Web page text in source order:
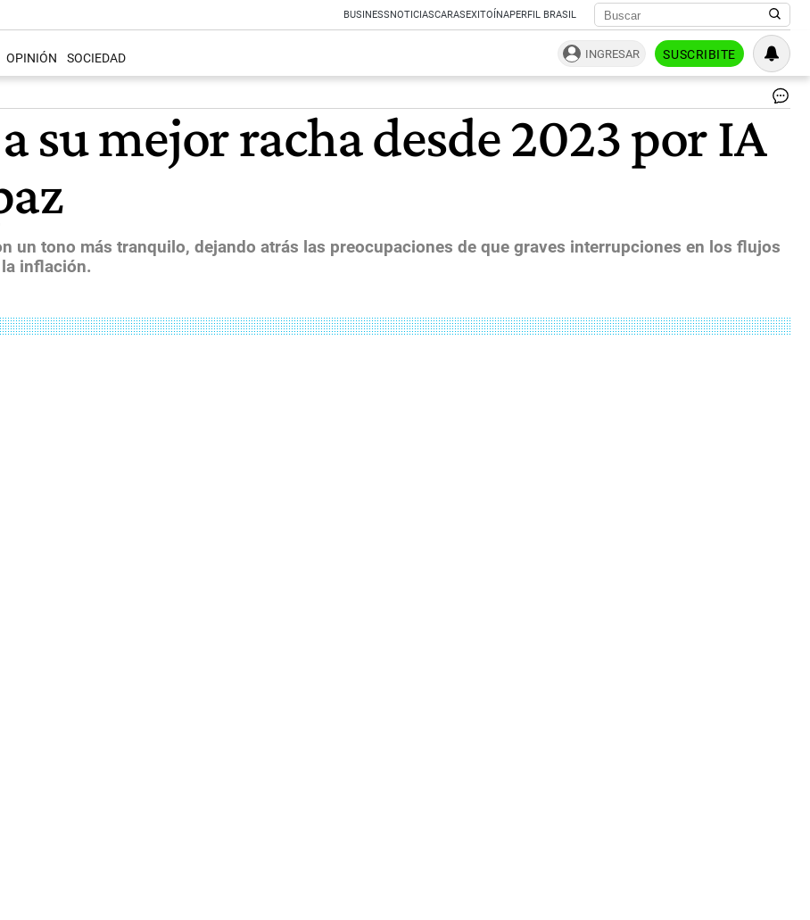
BUSINESSNOTICIASCARASEXITOÍNAPERFIL BRASIL
OPINIÓN SOCIEDAD INGRESAR SUSCRIBITE
su mejor racha desde 2023 por IA
un tono más tranquilo, dejando atrás las preocupaciones de que graves interrupciones en los flujos
inflación.